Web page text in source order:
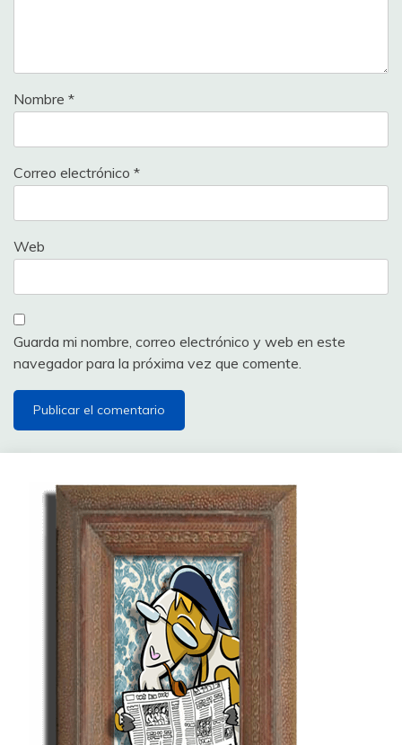
Nombre *
Correo electrónico *
Web
Guarda mi nombre, correo electrónico y web en este
navegador para la próxima vez que comente.